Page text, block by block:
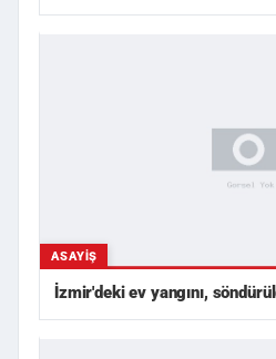
ASAYIŞ
İzmir'deki ev yangını,